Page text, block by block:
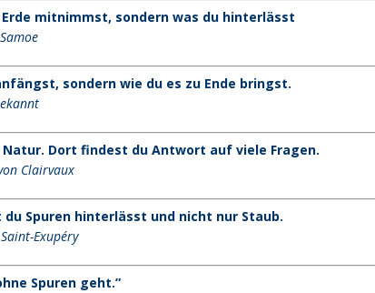
mitnimmst, sondern was du hinterlässt
sondern wie du es zu Ende bringst.
Natur. Dort findest du Antwort auf viele Fragen.
Clairvaux
Spuren hinterlässt und nicht nur Staub.
Exupéry
Spuren geht.”